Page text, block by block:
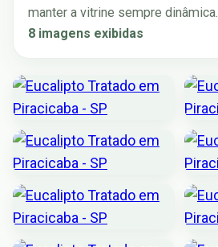
manter a vitrine sempre dinâmica.
8 imagens exibidas